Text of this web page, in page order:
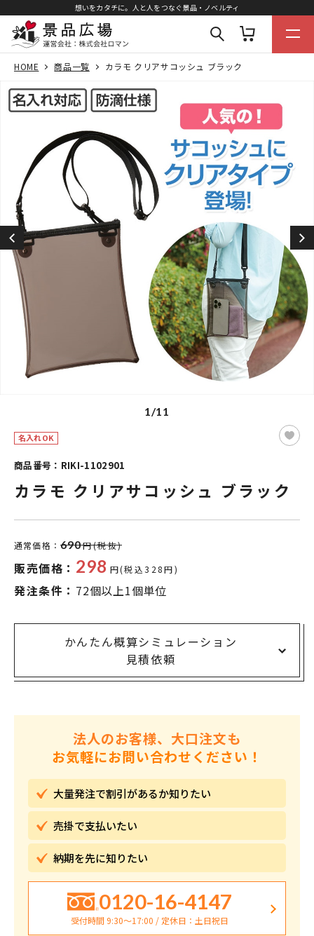
想いをカタチに。人と人をつなぐ景品・ノベルティ
HOME 商品一覧 カラモ クリアサコッシュ ブラック
1/11
名入れOK
商品番号：RIKI-1102901
カラモ クリアサコッシュ ブラック
通常価格： 690円(税抜)
販売価格： 298 円(税込328円)
発注条件： 72個以上1個単位
かんたん概算シミュレーション
見積依頼
法人のお客様、大口注文も
お気軽にお問い合わせください！
大量発注で割引があるか知りたい
売掛で支払いたい
納期を先に知りたい
0120-16-4147
受付時間 9:30〜17:00 / 定休日：土日祝日